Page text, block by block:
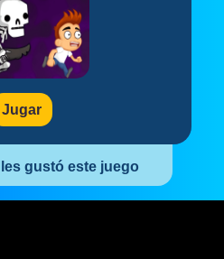
Jugar
gustó este juego